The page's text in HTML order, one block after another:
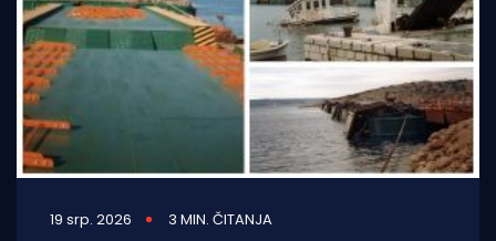
19 srp. 2026 3 MIN. ČITANJA